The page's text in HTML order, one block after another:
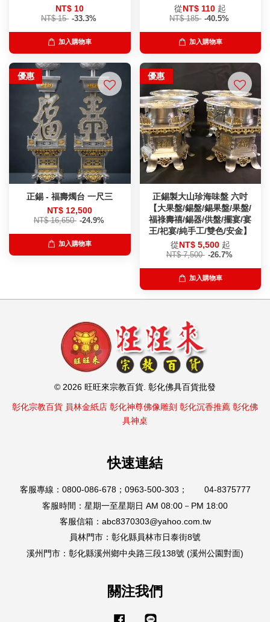
NT$ 10
NT$ 15 -33.3%
加入購物車
從NT$ 110 起
NT$ 185 -40.5%
加入購物車
優惠
正錫 - 福壽燭台 一尺三
NT$ 12,500
NT$ 16,650 -24.9%
加入購物車
優惠
正錫製大山珍海味盤 六吋
【大果盤/錫盤/錫果盤/果盤/
福祿壽禧/錫器/供盤/擺宴/宴
王/祀宴/純手工/雙色/安金】
從NT$ 5,500 起
NT$ 7,500 -26.7%
加入購物車
© 2026 旺旺來宗教百貨. 彰化佛具百貨批發
彰化宗教百貨 員林金紙店 彰化神尊佛像雕刻 彰化沉香推薦 彰化佛
具神桌
快速連結
客服專線：0800-086-678；0963-500-303； 04-8375777
客服時間：星期一至星期日 AM 08:00－PM 18:00
客服信箱：abc8370303@yahoo.com.tw
員林門市：彰化縣員林市日泰街8號
溪州門市：彰化縣溪州鄉中央路三段138號 (溪州公園對面)
關注我們
Facebook